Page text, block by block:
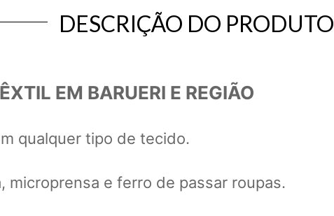
DESCRIÇÃO DO PRODUTO
EM BARUERI E REGIÃO
qualquer tipo de tecido.
microprensa e ferro de passar roupas.